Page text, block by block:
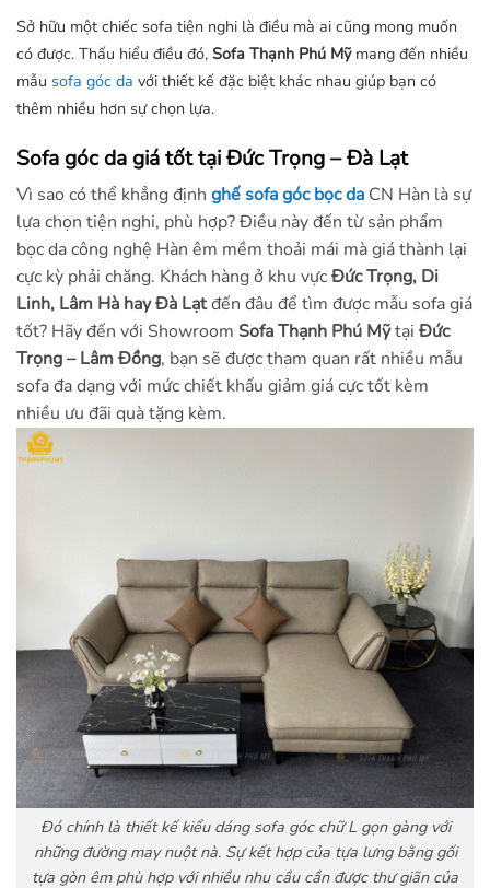
Sở hữu một chiếc sofa tiện nghi là điều mà ai cũng mong muốn
có được. Thấu hiểu điều đó, Sofa Thạnh Phú Mỹmang đến nhiều
mẫu sofa góc da với thiết kế đặc biệt khác nhau giúp bạn có
thêm nhiều hơn sự chọn lựa.
Sofa góc da giá tốt tại Đức Trọng – Đà Lạt
Vì sao có thể khẳng định ghế sofa gócbọc da CN Hàn là sự
lựa chọn tiện nghi, phù hợp? Điều này đến từ sản phẩm
bọc da công nghệ Hàn êm mềm thoải mái mà giá thành lại
cực kỳ phải chăng. Khách hàng ở khu vựcĐức Trọng, Di
Linh, Lâm Hà hay Đà Lạtđến đâu để tìm được mẫu sofa giá
tốt? Hãy đến với Showroom Sofa Thạnh Phú Mỹtại Đức
Trọng – Lâm Đồng, bạn sẽ được tham quan rất nhiều mẫu
sofa đa dạng với mức chiết khấu giảm giá cực tốt kèm
nhiều ưu đãi quà tặng kèm.
Đó chính là thiết kế kiểu dáng sofa góc chữ L gọn gàng với
những đường may nuột nà. Sự kết hợp của tựa lưng bằng gối
tựa gòn êm phù hợp với nhiều nhu cầu cần được thư giãn của